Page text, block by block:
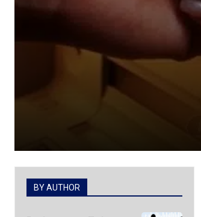
BY AUTHOR